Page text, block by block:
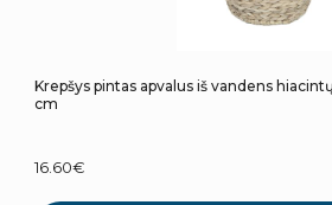
Krepšys pintas apvalus iš vandens hiacintų CLIVE D36xH21 (24)
cm
16.60€